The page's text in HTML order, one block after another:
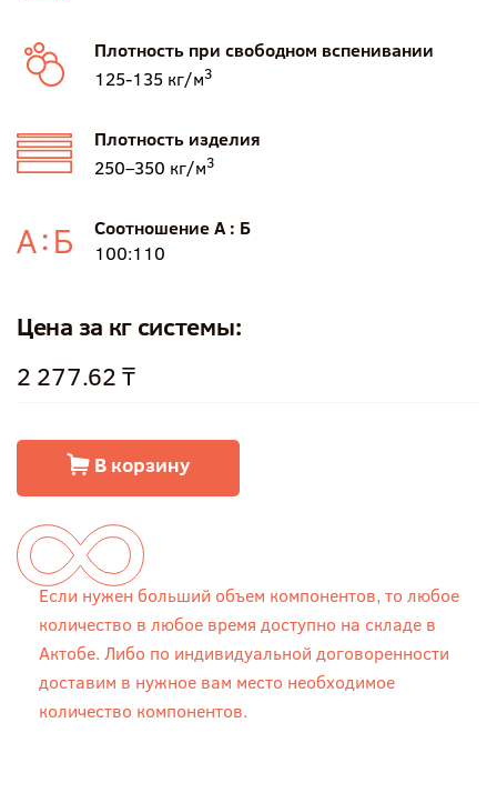
Плотность при свободном вспенивании
125-135 кг/м3
Плотность изделия
250–350 кг/м3
Соотношение А : Б
100:110
Цена за кг системы:
2 277.62 ₸
В корзину
Если нужен больший объем компонентов, то любое
количество в любое время доступно на складе в
Актобе. Либо по индивидуальной договоренности
доставим в нужное вам место необходимое
количество компонентов.